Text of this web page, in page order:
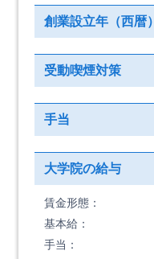
創業設立年（西暦）
受動喫煙対策
手当
大学院の給与
賃金形態：
基本給：
手当：